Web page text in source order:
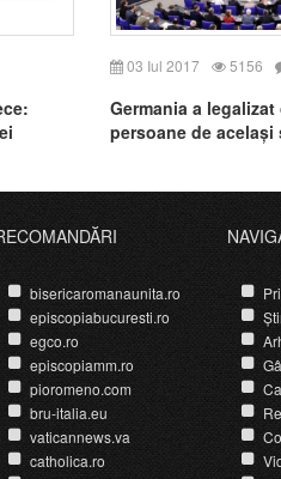
03 Iul 2017 5156
Germania a
persoane de același
bisericaromanaunita.ro
episcopiabucuresti.ro
egco.ro
episcopiamm.ro
pioromeno.com
bru-italia.eu
vaticannews.va
catholica.ro